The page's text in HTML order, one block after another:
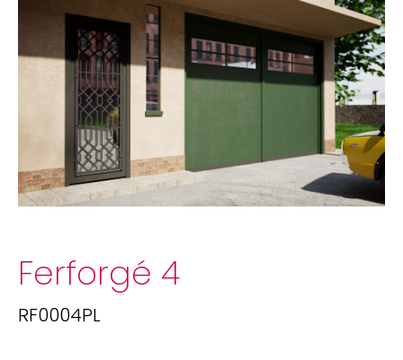
Ferforgé 4
RF0004PL